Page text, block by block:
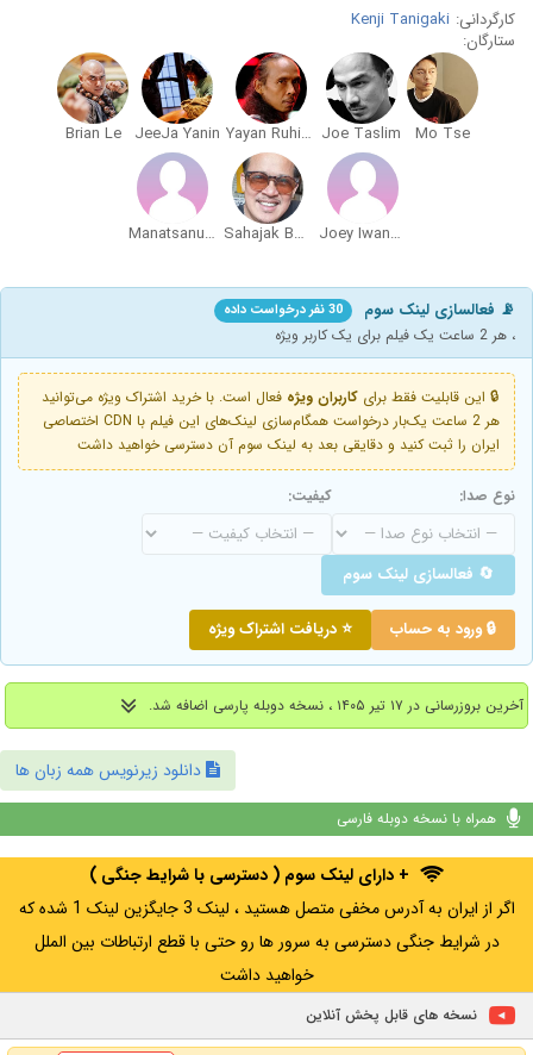
کارگردانی: Kenji Tanigaki
ستارگان:
Mo Tse
Joe Taslim
Yayan Ruhian
JeeJa Yanin
Brian Le
Joey Iwanaga
Sahajak Boonthanakit
Manatsanun Panlertwongskul
📡 فعالسازی لینک سوم 30 نفر درخواست داده
، هر 2 ساعت یک فیلم برای یک کاربر ویژه
🔒 این قابلیت فقط برای کاربران ویژه فعال است. با خرید اشتراک ویژه می‌توانید
هر 2 ساعت یک‌بار درخواست همگام‌سازی لینک‌های این فیلم با CDN اختصاصی
ایران را ثبت کنید و دقایقی بعد به لینک سوم آن دسترسی خواهید داشت
نوع صدا: کیفیت:
🔄 فعالسازی لینک سوم
🔒 ورود به حساب ⭐ دریافت اشتراک ویژه
آخرین بروزرسانی در ۱۷ تیر ۱۴۰۵ ، نسخه دوبله پارسی اضافه شد.
دانلود زیرنویس همه زبان ها
همراه با نسخه دوبله فارسی
+ دارای لینک سوم ( دسترسی با شرایط جنگی )
اگر از ایران به آدرس مخفی متصل هستید ، لینک 3 جایگزین لینک 1 شده که
در شرایط جنگی دسترسی به سرور ها رو حتی با قطع ارتباطات بین الملل
خواهید داشت
نسخه های قابل پخش آنلاین